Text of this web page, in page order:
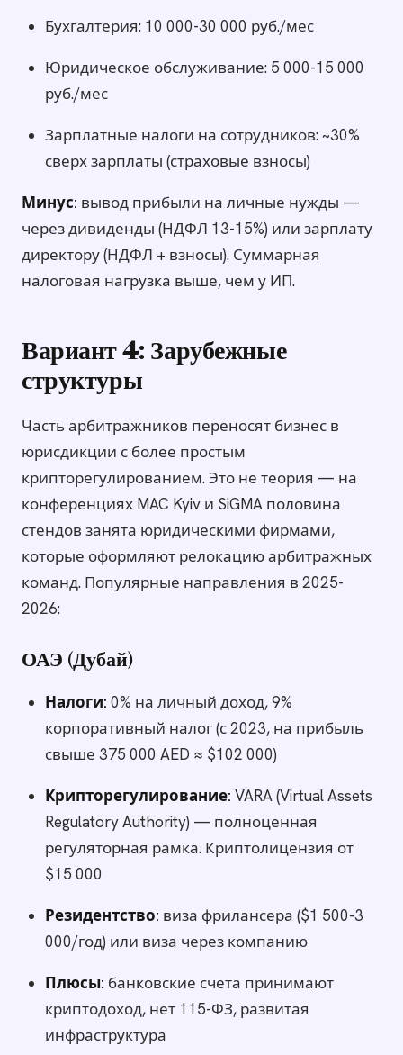
Бухгалтерия: 10 000-30 000 руб./мес
Юридическое обслуживание: 5 000-15 000
руб./мес
Зарплатные налоги на сотрудников: ~30%
сверх зарплаты (страховые взносы)
Минус: вывод прибыли на личные нужды —
через дивиденды (НДФЛ 13-15%) или зарплату
директору (НДФЛ + взносы). Суммарная
налоговая нагрузка выше, чем у ИП.
Вариант 4: Зарубежные
структуры
Часть арбитражников переносят бизнес в
юрисдикции с более простым
крипторегулированием. Это не теория — на
конференциях MAC Kyiv и SiGMA половина
стендов занята юридическими фирмами,
которые оформляют релокацию арбитражных
команд. Популярные направления в 2025-
2026:
ОАЭ (Дубай)
Налоги: 0% на личный доход, 9%
корпоративный налог (с 2023, на прибыль
свыше 375 000 AED ≈ $102 000)
Крипторегулирование: VARA (Virtual Assets
Regulatory Authority) — полноценная
регуляторная рамка. Криптолицензия от
$15 000
Резидентство: виза фрилансера ($1 500-3
000/год) или виза через компанию
Плюсы: банковские счета принимают
криптодоход, нет 115-ФЗ, развитая
инфраструктура